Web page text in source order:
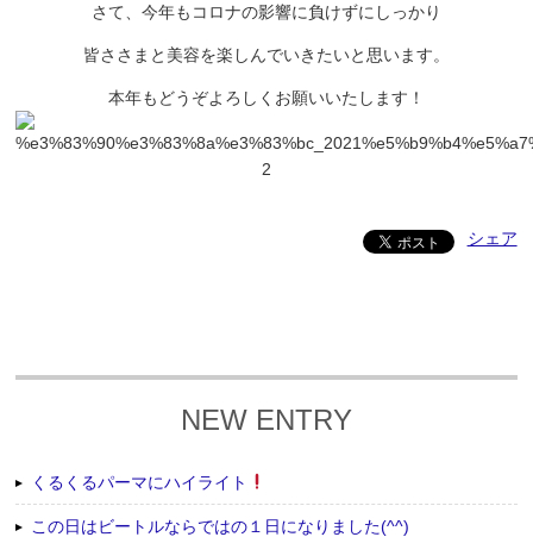
さて、今年もコロナの影響に負けずにしっかり
皆ささまと美容を楽しんでいきたいと思います。
本年もどうぞよろしくお願いいたします！
シェア
NEW ENTRY
くるくるパーマにハイライト
この日はビートルならではの１日になりました(^^)